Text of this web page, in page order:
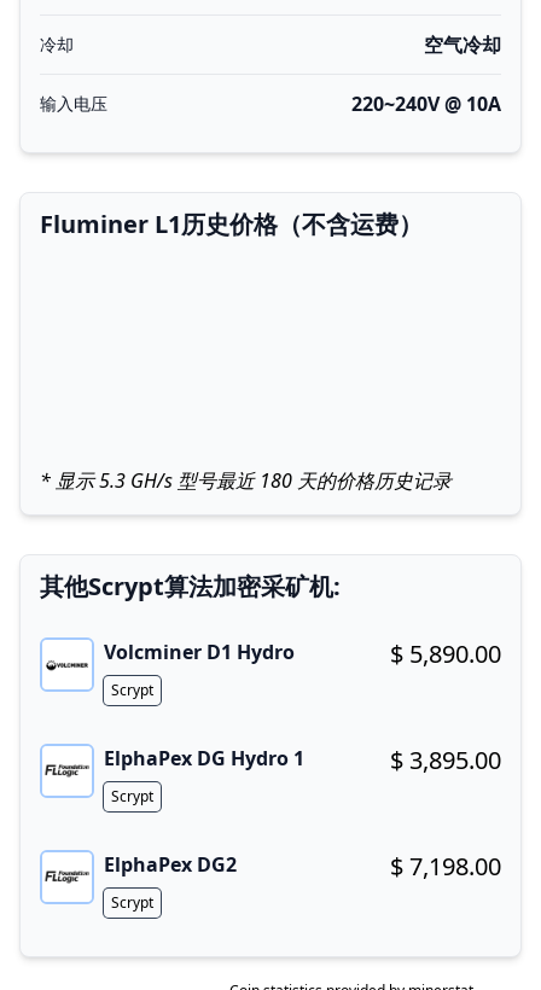
冷却 空气冷却
输入电压 220~240V @ 10A
Fluminer L1历史价格（不含运费）
* 显示 5.3 GH/s 型号最近 180 天的价格历史记录
其他Scrypt算法加密采矿机:
Volcminer D1 Hydro
Buy now!
$ 5,890.00
Algorithm
Scrypt
ElphaPex DG Hydro 1
Buy now!
$ 3,895.00
Algorithm
Scrypt
ElphaPex DG2
Buy now!
$ 7,198.00
Algorithm
Scrypt